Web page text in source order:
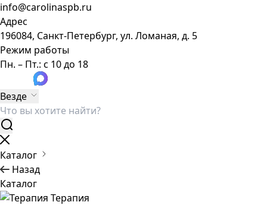
info@carolinaspb.ru
Адрес
196084, Санкт-Петербург, ул. Ломаная, д. 5
Режим работы
Пн. – Пт.: с 10 до 18
Везде
Каталог
Назад
Каталог
Терапия